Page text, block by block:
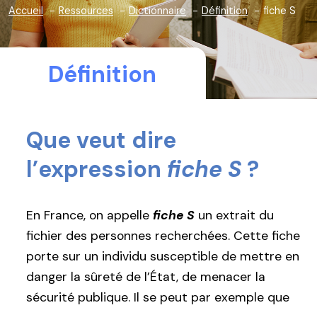
Accueil Ressources Dictionnaire Définition fiche S
Définition
Que veut dire
l’expression fiche S ?
En France, on appelle fiche S un extrait du
fichier des personnes recherchées. Cette fiche
porte sur un individu susceptible de mettre en
danger la sûreté de l’État, de menacer la
sécurité publique. Il se peut par exemple que